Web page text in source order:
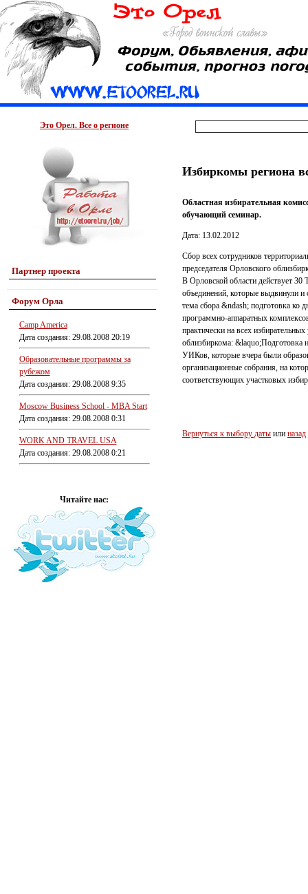
Это Орел. Все о регионе
Партнер проекта
Форум Орла
Camp America
Дата создания: 29.08.2008 20:19
Образовательные программы за
рубежом
Дата создания: 29.08.2008 9:35
Moscow Business School - MBA Start
Дата создания: 29.08.2008 0:31
WORK AND TRAVEL USA
Дата создания: 29.08.2008 0:21
Читайте нас:
Избиркомы региона
Областная избирательная
обучающий семинар.
Дата: 13.02.2012
Сбор всех сотрудников
председателя Орловского
В Орловской области действует 30
объединений, которые выдвинули
тема сбора &ndash; подготовка ко
программно-аппаратных
практически на всех
облизбиркома: &laquo;Подготовка
УИКов, которые вчера были
организационные собрания, на
соответствующих участковых
Вернуться к выбору даты или назад